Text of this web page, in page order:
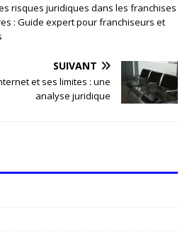
risques juridiques dans les franchises
: Guide expert pour franchiseurs et
SUIVANT
et ses limites : une
analyse juridique